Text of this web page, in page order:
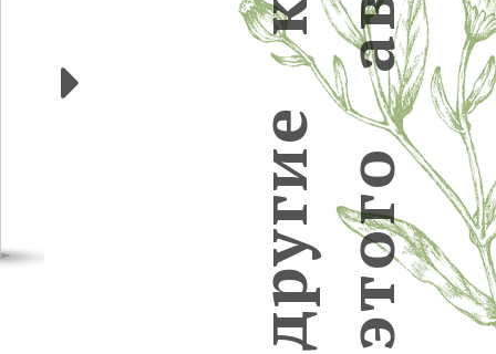
д
р
у
г
и
е
к
э
т
о
г
о
а
в
Следующие